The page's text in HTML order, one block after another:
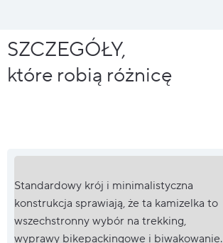
SZCZEGÓŁY,
które robią różnicę
Standardowy krój i minimalistyczna
konstrukcja sprawiają, że ta kamizelka to
wszechstronny wybór na trekking,
wyprawy bikepackingowe i biwakowanie.